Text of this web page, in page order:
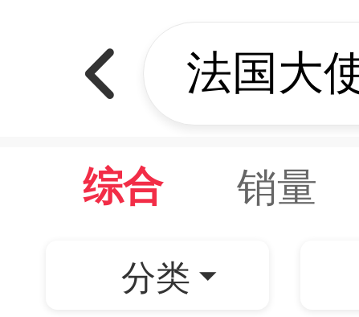
综合 销量
分类